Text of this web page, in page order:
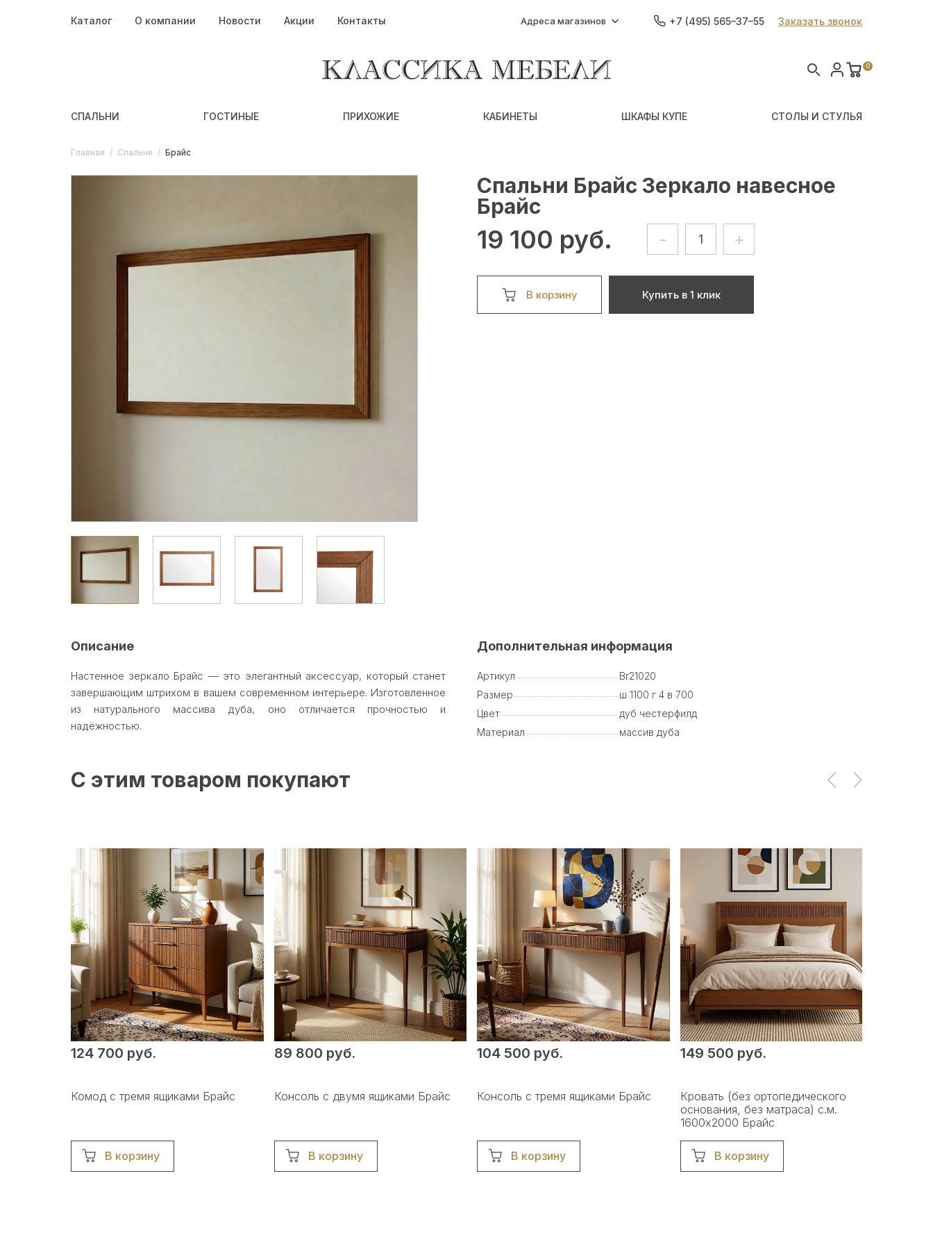
Каталог О компании Новости Акции Контакты Адреса магазинов +7 (495) 565–37–55 Заказать звонок
0
СПАЛЬНИ ГОСТИНЫЕ ПРИХОЖИЕ КАБИНЕТЫ ШКАФЫ КУПЕ СТОЛЫ И СТУЛЬЯ
Главная / Спальни / Брайс
Спальни Брайс Зеркало навесное
Брайс
19 100 руб. - +
В корзину Купить в 1 клик
Описание
Настенное зеркало Брайс — это элегантный аксессуар, который станет
завершающим штрихом в вашем современном интерьере. Изготовленное
из натурального массива дуба, оно отличается прочностью и
надёжностью.
Дополнительная информация
Артикул
Br21020
Размер
ш 1100 г 4 в 700
Цвет
дуб честерфилд
Материал
массив дуба
С этим товаром покупают
124 700 руб.
Комод с тремя ящиками Брайс
В корзину
89 800 руб.
Консоль с двумя ящиками Брайс
В корзину
104 500 руб.
Консоль с тремя ящиками Брайс
В корзину
149 500 руб.
Кровать (без ортопедического
основания, без матраса) с.м.
1600х2000 Брайс
В корзину